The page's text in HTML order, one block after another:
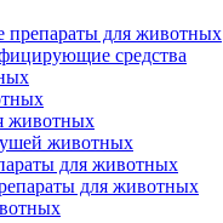
препараты для животных
средства
животных
животных
для животных
для животных